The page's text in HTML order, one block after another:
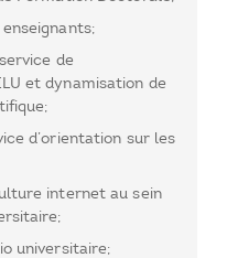
de
et dynamisation de
d’orientation sur les
internet au sein
universitaire;